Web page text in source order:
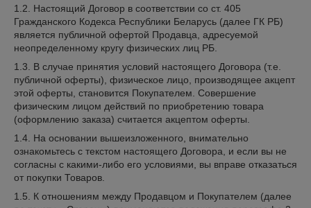
1.2. Настоящий Договор в соответствии со ст. 405
Гражданского Кодекса Республики Беларусь (далее ГК РБ)
является публичной офертой Продавца, адресуемой
неопределенному кругу физических лиц РБ.
1.3. В случае принятия условий настоящего Договора (т.е.
публичной оферты), физическое лицо, производящее акцепт
этой оферты, становится Покупателем. Совершение
физическим лицом действий по приобретению товара
(оформлению заказа) считается акцептом оферты.
1.4. На основании вышеизложенного, внимательно
ознакомьтесь с текстом настоящего Договора, и если вы не
согласны с какими-либо его условиями, вы вправе отказаться
от покупки Товаров.
1.5. К отношениям между Продавцом и Покупателем (далее